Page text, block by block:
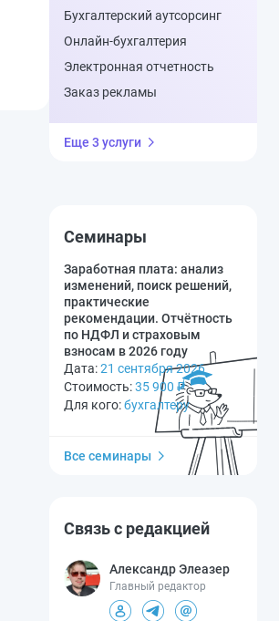
Бухгалтерский аутсорсинг
Онлайн-бухгалтерия
Электронная отчетность
Заказ рекламы
Еще 3 услуги
Семинары
Заработная плата: анализ
изменений, поиск решений,
практические
рекомендации. Отчётность
по НДФЛ и страховым
взносам в 2026 году
Дата:21 сентября 2026
Стоимость:35 900 ₽
Для кого:бухгалтеру
Все семинары
Связь с редакцией
Александр Элеазер
Главный редактор